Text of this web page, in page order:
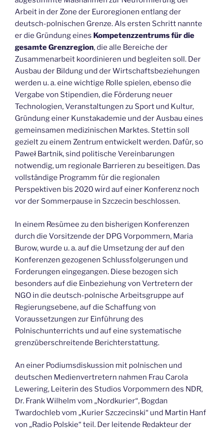
Arbeit in der Zone der Euroregionen entlang der
deutsch-polnischen Grenze. Als ersten Schritt nannte
er die Gründung eines Kompetenzzentrums für die
gesamte Grenzregion, die alle Bereiche der
Zusammenarbeit koordinieren und begleiten soll. Der
Ausbau der Bildung und der Wirtschaftsbeziehungen
werden u. a. eine wichtige Rolle spielen, ebenso die
Vergabe von Stipendien, die Förderung neuer
Technologien, Veranstaltungen zu Sport und Kultur,
Gründung einer Kunstakademie und der Ausbau eines
gemeinsamen medizinischen Marktes. Stettin soll
gezielt zu einem Zentrum entwickelt werden. Dafür, so
Paweł Bartnik, sind politische Vereinbarungen
notwendig, um regionale Barrieren zu beseitigen. Das
vollständige Programm für die regionalen
Perspektiven bis 2020 wird auf einer Konferenz noch
vor der Sommerpause in Szczecin beschlossen.
In einem Resümee zu den bisherigen Konferenzen
durch die Vorsitzende der DPG Vorpommern, Maria
Burow, wurde u. a. auf die Umsetzung der auf den
Konferenzen gezogenen Schlussfolgerungen und
Forderungen eingegangen. Diese bezogen sich
besonders auf die Einbeziehung von Vertretern der
NGO in die deutsch-polnische Arbeitsgruppe auf
Regierungsebene, auf die Schaffung von
Voraussetzungen zur Einführung des
Polnischunterrichts und auf eine systematische
grenzüberschreitende Berichterstattung.
An einer Podiumsdiskussion mit polnischen und
deutschen Medienvertretern nahmen Frau Carola
Lewering, Leiterin des Studios Vorpommern des NDR,
Dr. Frank Wilhelm vom „Nordkurier“, Bogdan
Twardochleb vom „Kurier Szczecinski“ und Martin Hanf
von „Radio Polskie“ teil. Der leitende Redakteur der